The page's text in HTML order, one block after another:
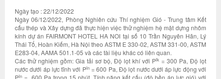
Ngày tạo : 22/12/2022
Ngày 06/12/2022, Phòng Nghiên cứu Thí nghiệm Gió - Trung tâm Kết
cấu thép và Xây dựng đã thực hiện việc thử nghiệm hệ mặt dựng nhôm
kính dự án FAIRMONT HOTEL HA NOI tại số 10 Trần Nguyên Hãn, Lý
Thái Tổ, Hoàn Kiếm, Hà Nội theo ASTM E 330-02, ASTM 331-00, ASTM
E283-04, AAMA 501.1-05 và các tài liệu khác có liên quan.
Các thử nghiệm gồm: Gia tải sơ bộ, Độ lọt khí với Plk = 300 Pa, Độ lọt
nước dưới áp lực tĩnh với Pln = 600 Pa, Độ lọt nước dưới áp lực động với
Pln = 600 Pa trong 15 phút, Tính năng kết cấu (độ bền áp lực gió) với